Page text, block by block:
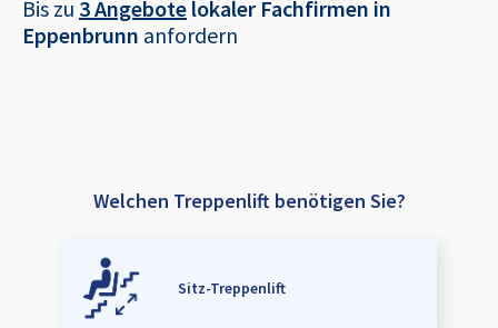
Bis zu 3 Angebote lokaler Fachfirmen in
Eppenbrunn anfordern
Welchen Treppenlift benötigen Sie?
Sitz-Treppenlift